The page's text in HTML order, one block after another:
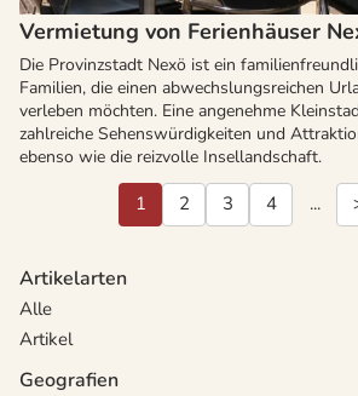
Vermietung von Ferienhäuser
Die Provinzstadt Nexö ist ein
Familien, die einen abwechslungsreichen
verleben möchten. Eine angenehme
zahlreiche Sehenswürdigkeiten und
ebenso wie die reizvolle Insellandschaft.
1 2 3 4 ...
Artikelarten
Alle
Artikel
Geografien